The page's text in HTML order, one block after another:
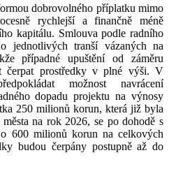
dobrovolného příplatku mimo
rychlejší a finančně méně
kapitálu. Smlouva podle radního
jednotlivých tranší vázaných na
případné upuštění od záměru
čerpat prostředky v plné výši. V
možnost navrácení
dopadu projektu na výnosy
250 milionů korun, která již byla
na rok 2026, se po dohodě s
600 milionů korun na celkových
budou čerpány postupně až do